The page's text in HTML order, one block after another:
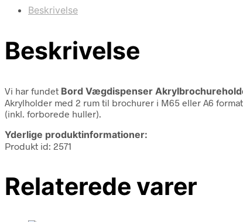
Beskrivelse
Beskrivelse
Vi har fundet Bord Vægdispenser
Akrylholder med 2 rum til brochurer i M65 eller A6
(inkl. forborede huller).
Yderlige produktinformationer:
Produkt id: 2571
Relaterede varer